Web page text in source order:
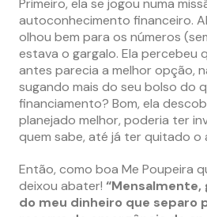
Primeiro, ela se jogou numa
autoconhecimento financeiro.
olhou bem para os números
estava o gargalo. Ela percebeu
antes parecia a melhor opção,
sugando mais do seu bolso do
financiamento? Bom, ela
planejado melhor, poderia ter
quem sabe, até já ter quitado o
Então, como boa Me Poupeira
deixou abater!
do meu dinheiro que separo